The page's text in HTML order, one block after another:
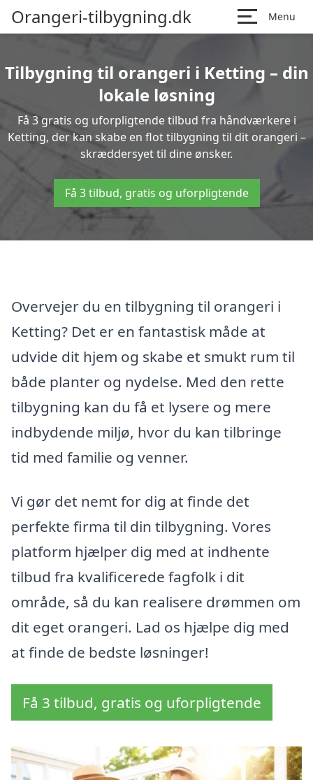
Orangeri-tilbygning.dk Menu
Tilbygning til orangeri i Ketting – din
lokale løsning
Få 3 gratis og uforpligtende tilbud fra håndværkere i
Ketting, der kan skabe en flot tilbygning til dit orangeri –
skræddersyet til dine ønsker.
Få 3 tilbud, gratis og uforpligtende
Overvejer du en tilbygning til orangeri i
Ketting? Det er en fantastisk måde at
udvide dit hjem og skabe et smukt rum til
både planter og nydelse. Med den rette
tilbygning kan du få et lysere og mere
indbydende miljø, hvor du kan tilbringe
tid med familie og venner.
Vi gør det nemt for dig at finde det
perfekte firma til din tilbygning. Vores
platform hjælper dig med at indhente
tilbud fra kvalificerede fagfolk i dit
område, så du kan realisere drømmen om
dit eget orangeri. Lad os hjælpe dig med
at finde de bedste løsninger!
Få 3 tilbud, gratis og uforpligtende